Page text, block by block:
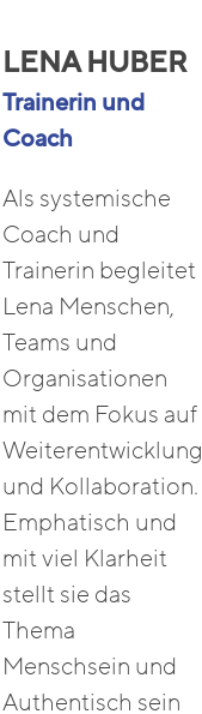
LENA HUBER
Trainerin und
Coach
Als systemische
Coach und
Trainerin begleitet
Lena Menschen,
Teams und
Organisationen
mit dem Fokus auf
Weiterentwicklung
und Kollaboration.
Emphatisch und
mit viel Klarheit
stellt sie das
Thema
Menschsein und
Authentisch sein